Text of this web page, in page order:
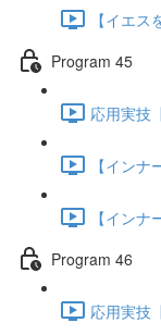
【イエ
Program 45
応用実技
【イン
【イン
Program 46
応用実技